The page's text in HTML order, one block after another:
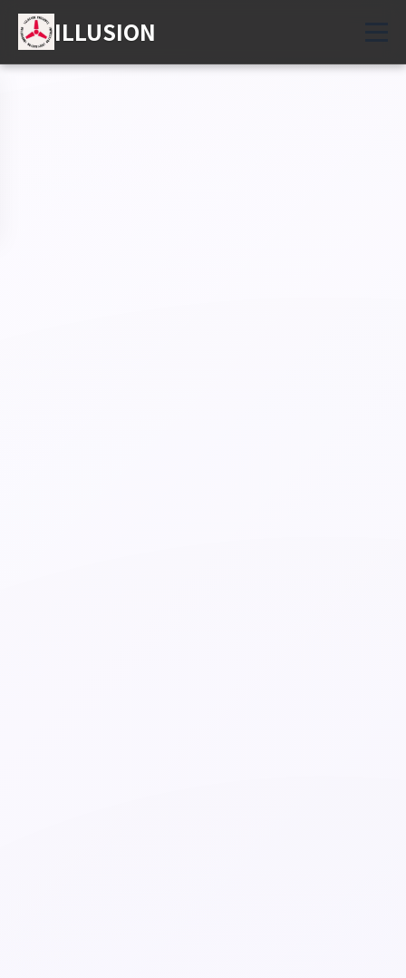
ILLUSION